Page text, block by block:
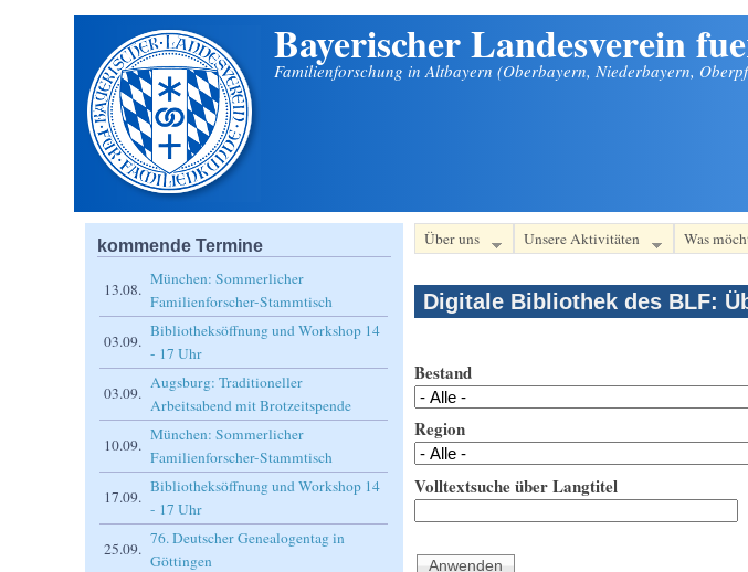
Bayerischer Landesverein
Familienforschung in Altbayern (Oberbayern, Niederbayern,
Über uns Unsere Aktivitäten Was
Digitale Bibliothek des BLF:
Bestand
Region
Volltextsuche über Langtitel
kommende Termine
13.08.
München: Sommerlicher
Familienforscher-Stammtisch
03.09.
Bibliotheksöffnung und Workshop 14
- 17 Uhr
03.09.
Augsburg: Traditioneller
Arbeitsabend mit Brotzeitspende
10.09.
München: Sommerlicher
Familienforscher-Stammtisch
17.09.
Bibliotheksöffnung und Workshop 14
- 17 Uhr
25.09.
76. Deutscher Genealogentag in
Göttingen